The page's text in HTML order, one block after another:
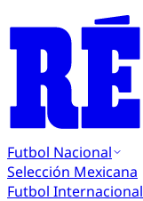
Futbol Nacional
Selección Mexicana
Futbol Internacional